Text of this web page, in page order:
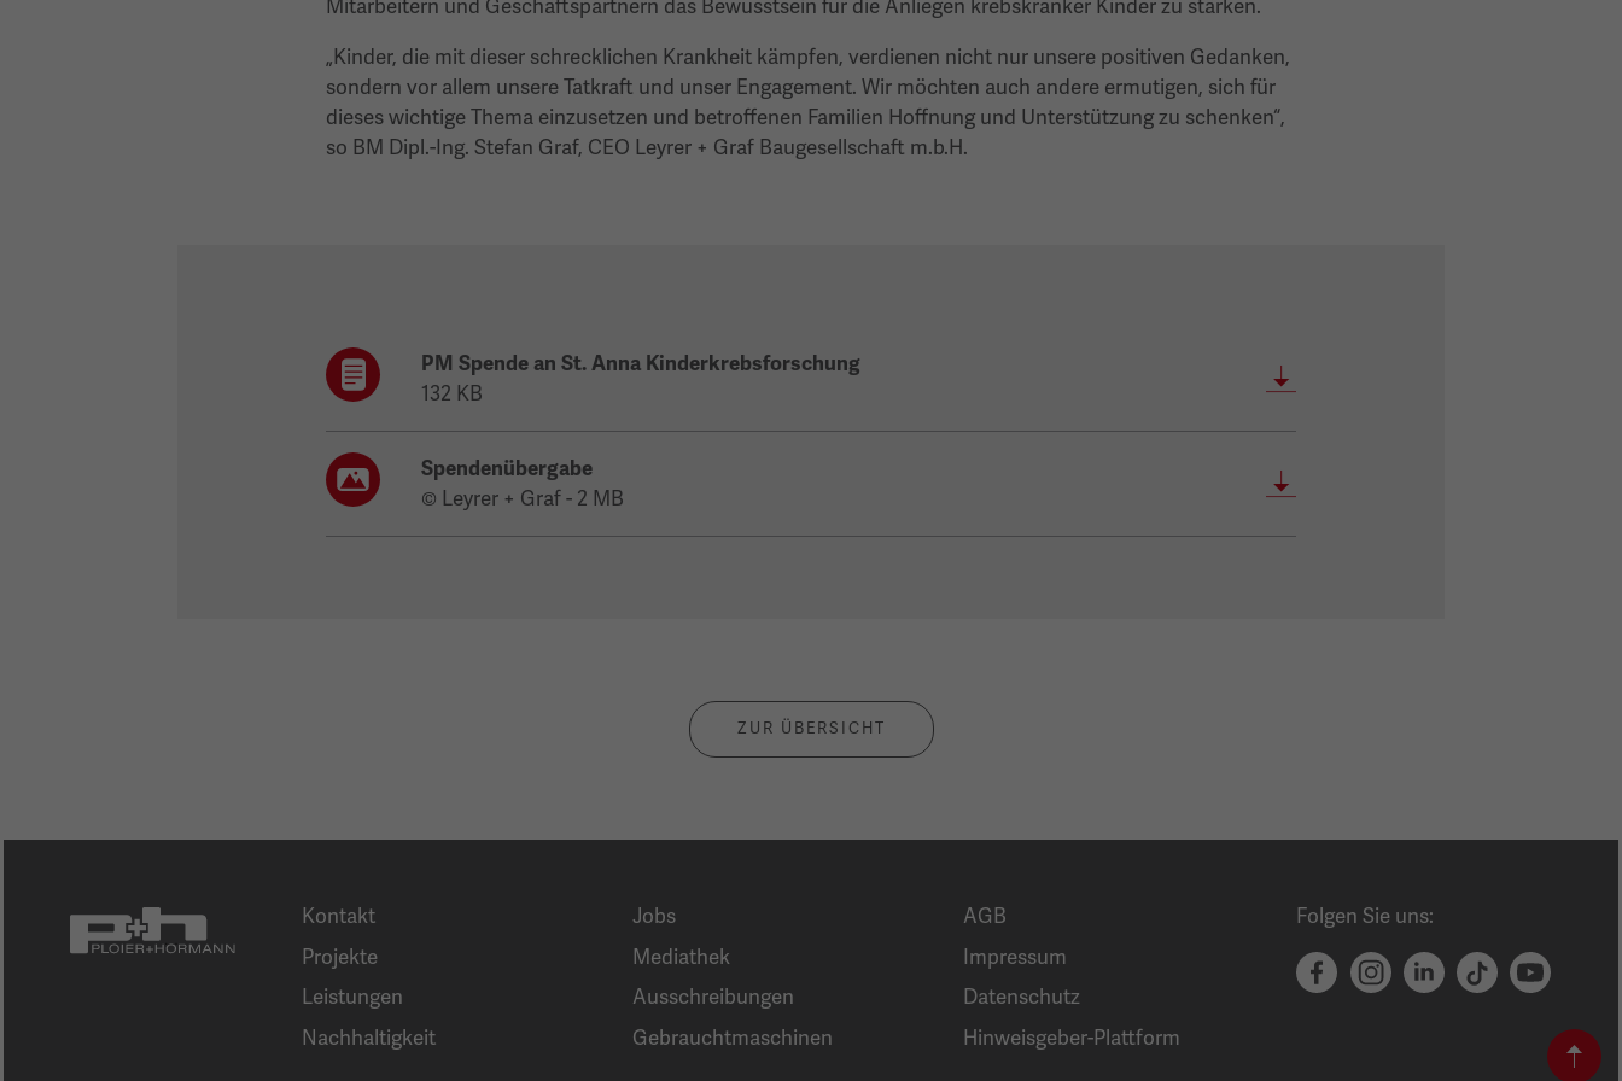
Mitarbeitern und Geschäftspartnern das Bewusstsein für die Anliegen krebskranker Kinder zu stärken.
„Kinder, die mit dieser schrecklichen Krankheit kämpfen, verdienen nicht nur unsere positiven Gedanken,
sondern vor allem unsere Tatkraft und unser Engagement. Wir möchten auch andere ermutigen, sich für
dieses wichtige Thema einzusetzen und betroffenen Familien Hoffnung und Unterstützung zu schenken“,
so BM Dipl.-Ing. Stefan Graf, CEO Leyrer + Graf Baugesellschaft m.b.H.
PM Spende an St. Anna Kinderkrebsforschung
132 KB
Spendenübergabe
© Leyrer + Graf - 2 MB
ZUR ÜBERSICHT
Kontakt
Projekte
Leistungen
Nachhaltigkeit
Jobs
Mediathek
Ausschreibungen
Gebrauchtmaschinen
AGB
Impressum
Datenschutz
Hinweisgeber-Plattform
Folgen Sie uns:
Leyrer + Graf
auf
FacebookInstagramLinkedinTikTokYoutube